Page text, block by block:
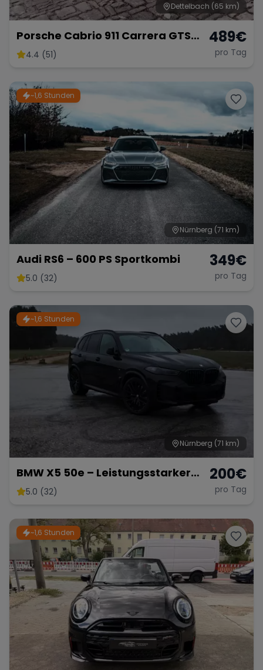
Range Rover Corvette Dettelbach (65 km)
Porsche Cabrio 911 Carrera GTS
mieten
4.4 (51)
489€
pro Tag
~1,6 Stunden
Nürnberg (71 km)
Audi RS6 – 600 PS Sportkombi
5.0 (32)
349€
pro Tag
~1,6 Stunden
Nürnberg (71 km)
BMW X5 50e – Leistungsstarker
Hybrid-SUV mit 489 PS
5.0 (32)
200€
pro Tag
~1,6 Stunden